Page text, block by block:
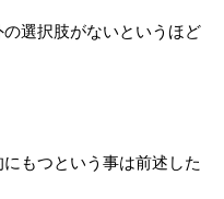
選択肢がないというほど
もつという事は前述した